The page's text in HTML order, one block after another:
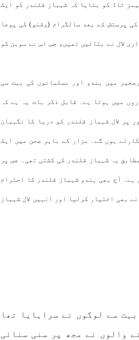
ٹاڈ کو بتایا کہ شہباز قلندر کو ایک
پرستش کے بعد سالگرام (وشنو) کی پوجا
لال نے بتائیں تھیں، جس اس نے سوہن کو
میں ہندو اور مسلمانوں کی بہت سی
میں ہوتا ہے۔ قابل ذکر بات یہ ہے کہ
پر لال شہباز قلندر کو دریا کا نگہبان
ہوں گے۔ مزار کے باہر صحن میں ایک
یہ شہباز قلندر کی کشتی تھی۔ جس پر
ہے۔ آج بھی ہندو شہباز قلندر کا احترام
بھی اختیار کرلیا اور انہیں لال شہباز
سے لوگوں نے سراہایا تھا
والوں نے مجھ پر سنی سنائی